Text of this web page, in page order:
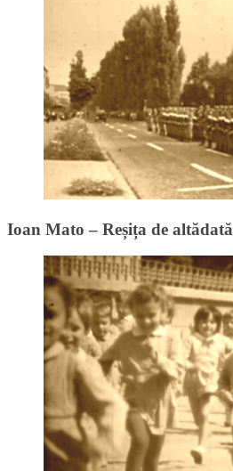
Ioan Mato – Reșița de altădată